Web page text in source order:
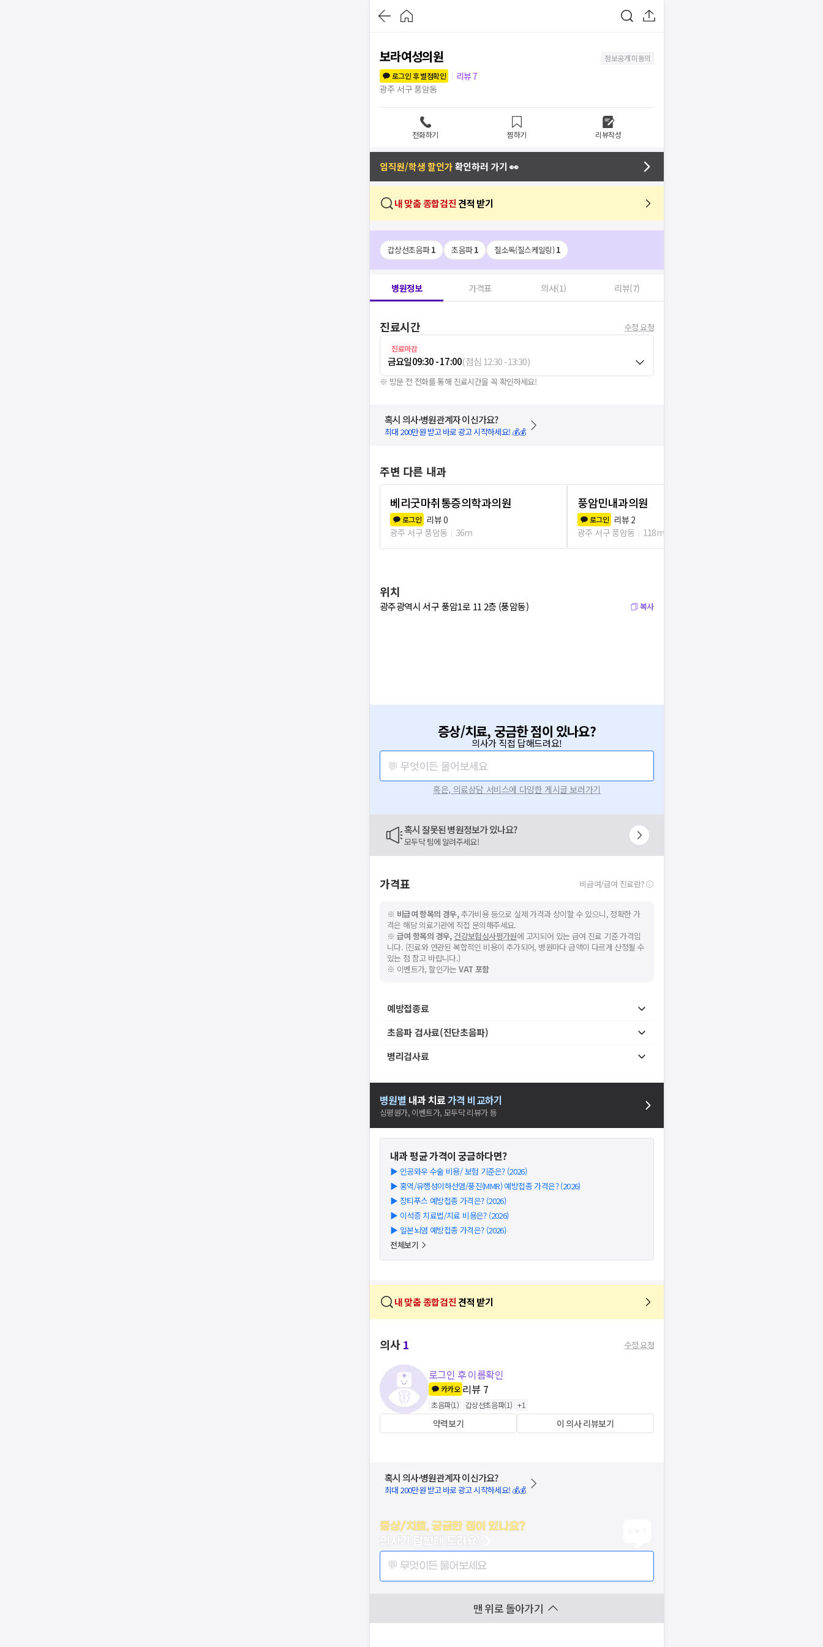
보라여성의원
정보공개 미동의
로그인 후 별점확인
리뷰 7
광주 서구 풍암동
전화하기 찜하기 리뷰작성
임직원/학생 할인가확인하러 가기 👀
내 맞춤 종합검진 견적 받기
갑상선초음파1 초음파1 질소독(질스케일링)1
병원정보 가격표 의사(1) 리뷰(7)
진료시간 수정 요청
진료마감
금요일09:30 - 17:00(점심 12:30-13:30)
※ 방문 전 전화를 통해 진료시간을 꼭 확인하세요!
혹시 의사·병원관계자 이신가요?
최대 200만원 받고 바로 광고 시작하세요! 💰💰
주변 다른 내과
베리굿마취통증의학과의원
로그인 리뷰0
광주 서구 풍암동
36m
풍암민내과의원
로그인 리뷰 2
광주 서구 풍암동
118m
위치
광주광역시 서구 풍암1로 11 2층 (풍암동) 복사
증상/치료, 궁금한 점이 있나요?
의사가 직접 답해드려요!
💬 무엇이든 물어보세요
혹은, 의료상담 서비스에 다양한 게시글 보러가기
혹시 잘못된 병원정보가 있나요?
모두닥 팀에 알려주세요!
가격표 비급여/급여 진료란?
※ 비급여 항목의 경우,추가비용 등으로 실제 가격과 상이할 수 있으니, 정확한 가
격은 해당 의료기관에 직접 문의해주세요.
※ 급여 항목의 경우, 건강보험심사평가원에 고지되어 있는 급여 진료 기준 가격입
니다. (진료와 연관된 복합적인 비용이 추가되어, 병원마다 금액이 다르게 산정될 수
있는 점 참고 바랍니다.)
※ 이벤트가, 할인가는VAT 포함
예방접종료
초음파 검사료(진단초음파)
병리검사료
병원별 내과치료가격 비교하기
심평원가, 이벤트가, 모두닥 리뷰가 등
내과평균 가격이 궁금하다면?
▶ 인공와우 수술 비용/ 보험 기준은? (2026)
▶ 홍역/유행성이하선염/풍진(MMR) 예방접종 가격은? (2026)
▶ 장티푸스 예방접종 가격은? (2026)
▶ 이석증 치료법/치료 비용은? (2026)
▶ 일본뇌염 예방접종 가격은? (2026)
전체보기
내 맞춤 종합검진 견적 받기
의사1 수정 요청
로그인 후 이름확인
카카오 리뷰 7
초음파(1) 갑상선초음파(1) +1
약력보기 이 의사 리뷰보기
혹시 의사·병원관계자 이신가요?
최대 200만원 받고 바로 광고 시작하세요! 💰💰
증상/치료, 궁금한 점이 있나요?
의사가 답변해 드려요!
💬 무엇이든 물어보세요
맨 위로 돌아가기